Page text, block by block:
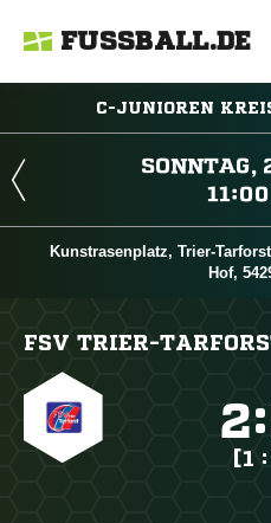
FUSSBALL.DE
C-JUNIOREN

Kunstrasenplatz, Trier-
Hof,
FSV TRIER-
:
[1